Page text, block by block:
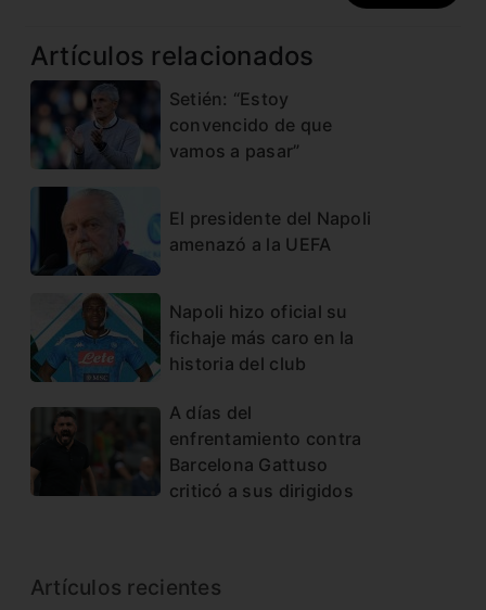
Artículos relacionados
Setién: “Estoy
convencido de que
vamos a pasar”
El presidente del Napoli
amenazó a la UEFA
Napoli hizo oficial su
fichaje más caro en la
historia del club
A días del
enfrentamiento contra
Barcelona Gattuso
criticó a sus dirigidos
Artículos recientes